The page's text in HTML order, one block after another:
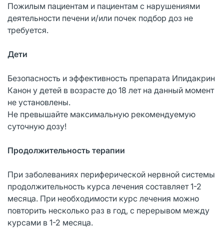
Пожилым пациентам и пациентам с нарушениями
деятельности печени и/или почек подбор доз не
требуется.
Дети
Безопасность и эффективность препарата Ипидакрин
Канон у детей в возрасте до 18 лет на данный момент
не установлены.
Не превышайте максимальную рекомендуемую
суточную дозу!
Продолжительность терапии
При заболеваниях периферической нервной системы
продолжительность курса лечения составляет 1-2
месяца. При необходимости курс лечения можно
повторить несколько раз в год, с перерывом между
курсами в 1-2 месяца.